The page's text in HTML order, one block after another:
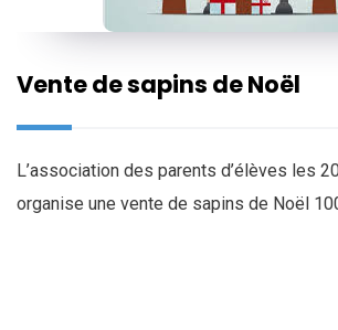
Vente de sapins de Noël
L’association des parents d’élèves les
organise une vente de sapins de Noël